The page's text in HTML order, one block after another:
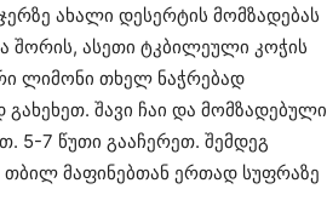
ახალი დესერტის მომზადებას
შორის, ასეთი ტკბილეული კოჭის
ლიმონი თხელ ნაჭრებად
შავი ჩაი და მომზადებული
5-7 წუთი გააჩერეთ. შემდეგ
მაფინებთან ერთად სუფრაზე